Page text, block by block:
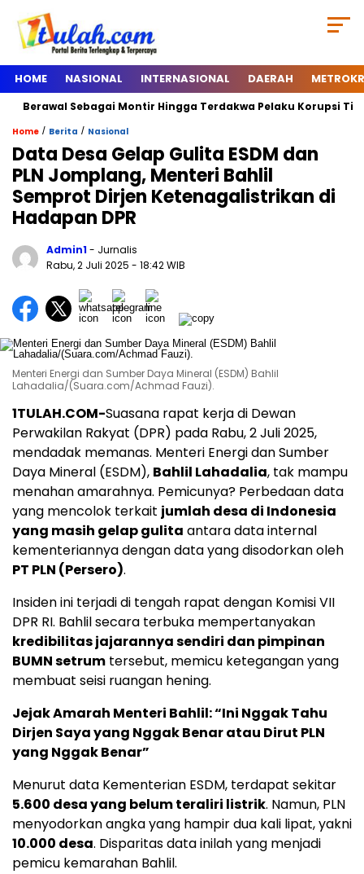
HOME NASIONAL INTERNASIONAL DAERAH
Sebagai Montir Hingga Terdakwa Pelaku Korupsi Timah,
Home / Berita / Nasional
Data Desa Gelap Gulita ESDM dan
PLN Jomplang, Menteri Bahlil
Semprot Dirjen Ketenagalistrikan di
Hadapan DPR
Admin1- Jurnalis
Rabu, 2 Juli 2025 - 18:42 WIB
Menteri Energi dan Sumber Daya Mineral (ESDM) Bahlil
Lahadalia/(Suara.com/Achmad Fauzi).
1TULAH.COM-Suasana rapat kerja di Dewan
Perwakilan Rakyat (DPR) pada Rabu, 2 Juli 2025,
mendadak memanas. Menteri Energi dan Sumber
Daya Mineral (ESDM), Bahlil Lahadalia, tak mampu
menahan amarahnya. Pemicunya? Perbedaan data
yang mencolok terkait jumlah desa di Indonesia
yang masih gelap gulita antara data internal
kementeriannya dengan data yang disodorkan oleh
PT PLN (Persero).
Insiden ini terjadi di tengah rapat dengan Komisi VII
DPR RI. Bahlil secara terbuka mempertanyakan
kredibilitas jajarannya sendiri dan pimpinan
BUMN setrum tersebut, memicu ketegangan yang
membuat seisi ruangan hening.
Jejak Amarah Menteri Bahlil: “Ini Nggak Tahu
Dirjen Saya yang Nggak Benar atau Dirut PLN
yang Nggak Benar”
Menurut data Kementerian ESDM, terdapat sekitar
5.600 desa yang belum teraliri listrik. Namun, PLN
menyodorkan angka yang hampir dua kali lipat, yakni
10.000 desa. Disparitas data inilah yang menjadi
pemicu kemarahan Bahlil.